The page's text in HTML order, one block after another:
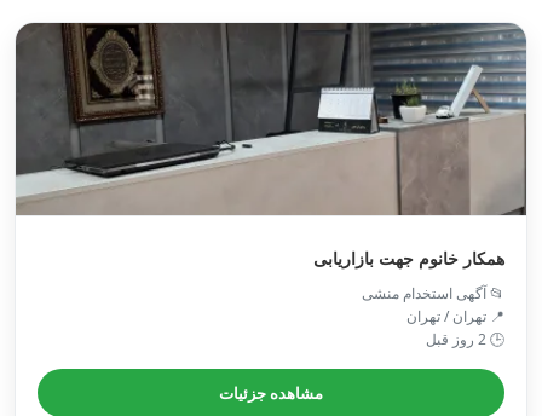
همکار خانوم جهت بازاریابی
📂 آگهی استخدام منشی
📍 تهران / تهران
🕒 2 روز قبل
مشاهده جزئیات